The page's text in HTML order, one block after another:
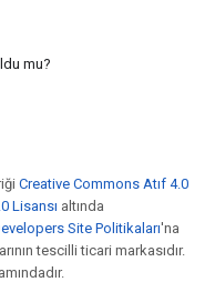
mu?
Creative Commons Atıf 4.0
Lisansı altında
Site Politikaları'na
tescilli ticari markasıdır.